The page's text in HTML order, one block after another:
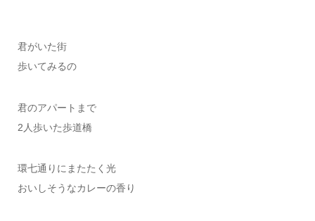
君がいた街
歩いてみるの
君のアパートまで
2人歩いた歩道橋
環七通りにまたたく光
おいしそうなカレーの香り